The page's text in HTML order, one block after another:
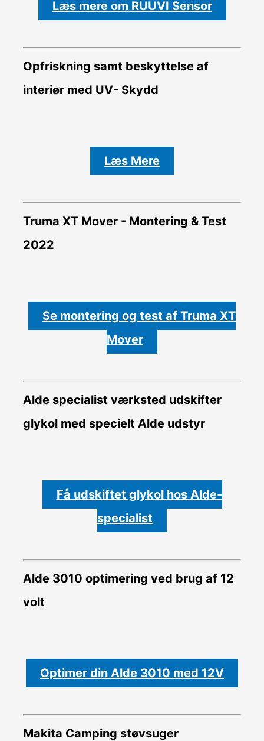
Læs mere om RUUVI Sensor
Opfriskning samt beskyttelse af
interiør med UV- Skydd
Læs Mere
Truma XT Mover - Montering & Test
2022
Se montering og test af Truma XT
Mover
Alde specialist værksted udskifter
glykol med specielt Alde udstyr
Få udskiftet glykol hos Alde-
specialist
Alde 3010 optimering ved brug af 12
volt
Optimer din Alde 3010 med 12V
Makita Camping støvsuger